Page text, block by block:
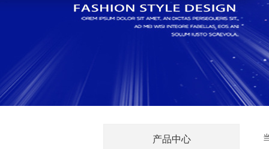
产品中心